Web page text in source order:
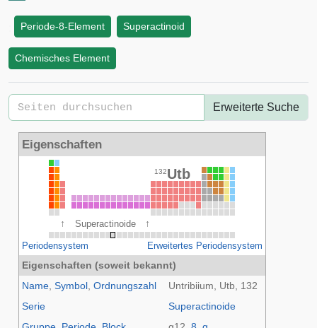
Periode-8-Element Superactinoid
Chemisches Element
Erweiterte Suche
Eigenschaften
↑ Superactinoide ↑
132Utb
Erweitertes Periodensystem
Periodensystem
Eigenschaften (soweit bekannt)
Name ,Symbol ,Ordnungszahl
Untribiium, Utb, 132
Serie
Superactinoide